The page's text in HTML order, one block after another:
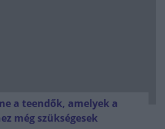
a teendők, amelyek a
még szükségesek